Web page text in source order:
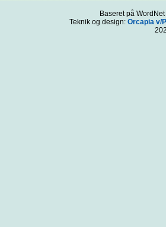
Baseret på
Teknik og design: Orcapia v/